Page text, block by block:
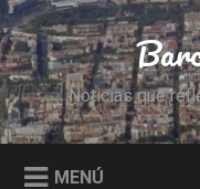
Saltar
al
contenido
Buscar
Noticias que
MENÚ